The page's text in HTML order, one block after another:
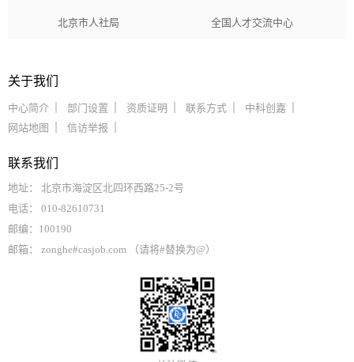
北京市人社局 全国人才交流中心
关于我们
中心简介 部门设置 资质证明 联系方式
中科创嘉
网站地图
信访举报
联系我们
地址： 北京市海淀区北四环西路25-2号
电话： 010-82610731
邮编：100190
邮箱： zonghe#casjob.com （请将#替换为@）